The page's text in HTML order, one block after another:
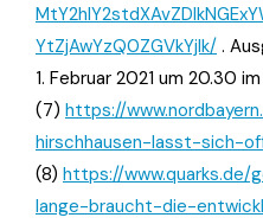
YtZjAwYzQ0ZGVkYjlk/ .
1. Februar 2021 um 20.30
(7) https://
hirschhausen-lasst-sich-
(8) https://www.quarks.de/
lange-braucht-die-